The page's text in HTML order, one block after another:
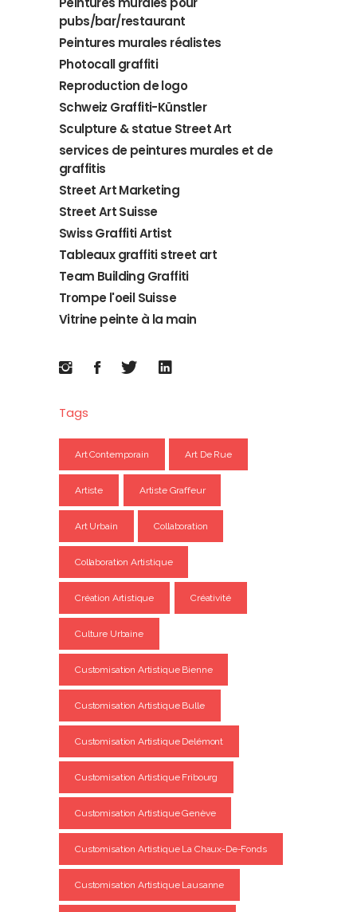
pubs/bar/restaurant
Peintures murales réalistes
Photocall graffiti
Reproduction de logo
Schweiz Graffiti-Künstler
Sculpture & statue Street Art
services de peintures murales et de
graffitis
Street Art Marketing
Street Art Suisse
Swiss Graffiti Artist
Tableaux graffiti street art
Team Building Graffiti
Trompe l'oeil Suisse
Vitrine peinte à la main
Tags
Art Contemporain Art De Rue
Artiste Artiste Graffeur
Art Urbain Collaboration
Collaboration Artistique
Création Artistique Créativité
Culture Urbaine
Customisation Artistique Bienne
Customisation Artistique Bulle
Customisation Artistique Delémont
Customisation Artistique Fribourg
Customisation Artistique Genève
Customisation Artistique La Chaux-De-Fonds
Customisation Artistique Lausanne